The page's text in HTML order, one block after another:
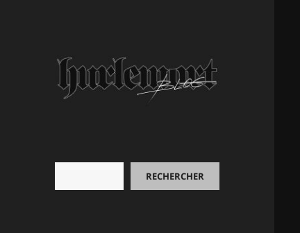
RECHERCHER